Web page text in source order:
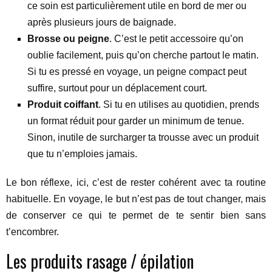
ce soin est particulièrement utile en bord de mer ou
après plusieurs jours de baignade.
Brosse ou peigne. C’est le petit accessoire qu’on
oublie facilement, puis qu’on cherche partout le matin.
Si tu es pressé en voyage, un peigne compact peut
suffire, surtout pour un déplacement court.
Produit coiffant. Si tu en utilises au quotidien, prends
un format réduit pour garder un minimum de tenue.
Sinon, inutile de surcharger ta trousse avec un produit
que tu n’emploies jamais.
Le bon réflexe, ici, c’est de rester cohérent avec ta routine
habituelle. En voyage, le but n’est pas de tout changer, mais
de conserver ce qui te permet de te sentir bien sans
t’encombrer.
Les produits rasage / épilation